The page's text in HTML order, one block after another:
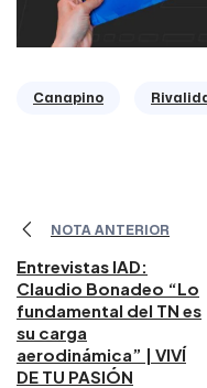
Canapino
NOTA ANTERIOR
Entrevistas IAD:
Claudio Bonadeo “Lo
fundamental del TN es
su carga
aerodinámica” | VIVÍ
DE TU PASIÓN